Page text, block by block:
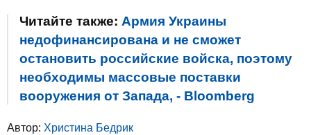
Читайте также: Армия Украины
недофинансирована и не сможет
остановить российские войска, поэтому
необходимы массовые поставки
вооружения от Запада, - Bloomberg
Автор: Христина Бедрик